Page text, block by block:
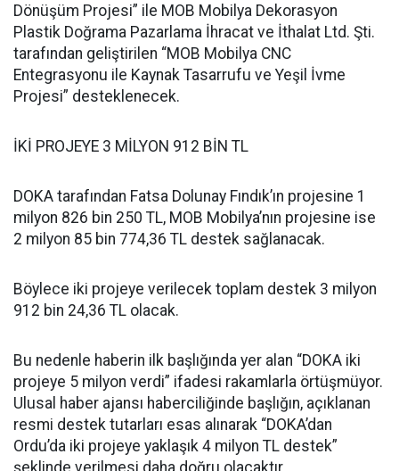
Dönüşüm Projesi” ile MOB Mobilya Dekorasyon
Plastik Doğrama Pazarlama İhracat ve İthalat Ltd. Şti.
tarafından geliştirilen “MOB Mobilya CNC
Entegrasyonu ile Kaynak Tasarrufu ve Yeşil İvme
Projesi” desteklenecek.
İKİ PROJEYE 3 MİLYON 912 BİN TL
DOKA tarafından Fatsa Dolunay Fındık’ın projesine 1
milyon 826 bin 250 TL, MOB Mobilya’nın projesine ise
2 milyon 85 bin 774,36 TL destek sağlanacak.
Böylece iki projeye verilecek toplam destek 3 milyon
912 bin 24,36 TL olacak.
Bu nedenle haberin ilk başlığında yer alan “DOKA iki
projeye 5 milyon verdi” ifadesi rakamlarla örtüşmüyor.
Ulusal haber ajansı haberciliğinde başlığın, açıklanan
resmi destek tutarları esas alınarak “DOKA’dan
Ordu’da iki projeye yaklaşık 4 milyon TL destek”
şeklinde verilmesi daha doğru olacaktır.